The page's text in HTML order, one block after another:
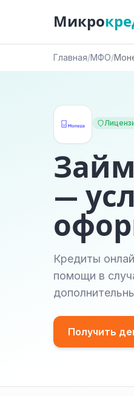
Микро
Главная/МФО/
—
Кредиты
помощи в
Получить